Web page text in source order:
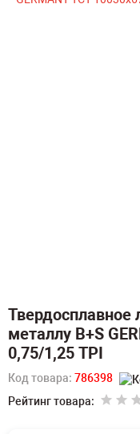
Твердосплавное
металлу B+S
0,75/1,25 TPI
Код товара: 786398
Рейтинг товара: